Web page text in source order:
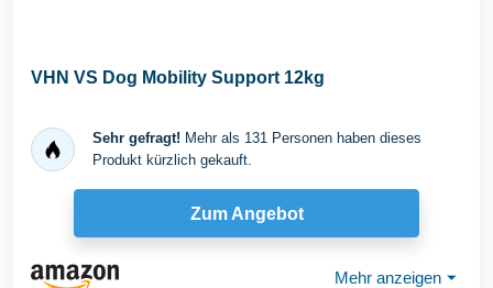
VHN VS Dog Mobility Support 12kg
Sehr gefragt! Mehr als 131 Personen haben dieses
Produkt kürzlich gekauft.
Zum Angebot
Mehr anzeigen ⏷